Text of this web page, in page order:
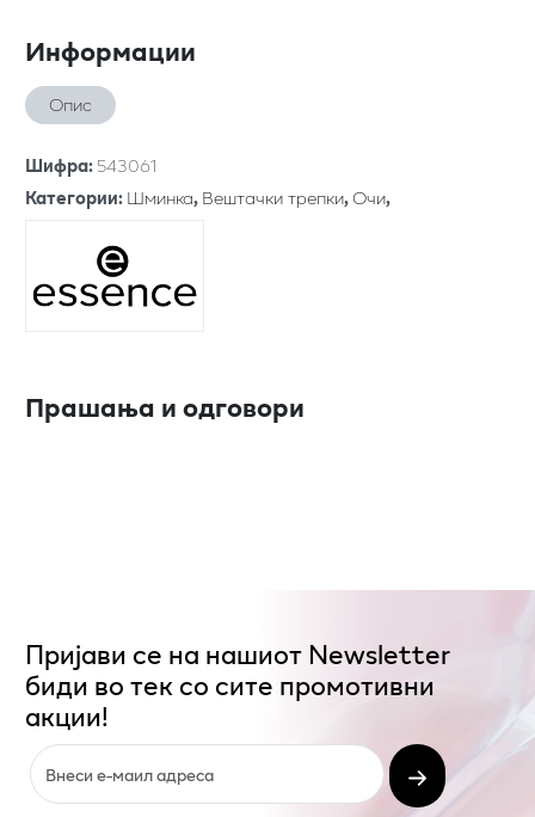
Информации
Опис
Шифра:543061
Категории:Шминка,Вештачки трепки,Очи,
Прашања и одговори
Пријави се на нашиот Newsletter
биди во тек со сите промотивни
акции!